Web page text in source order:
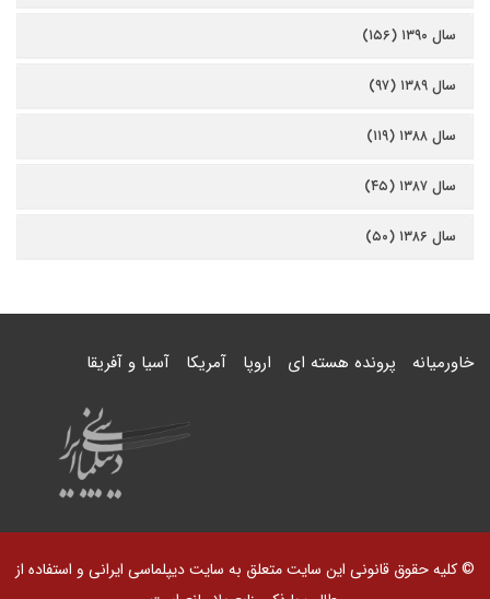
سال ۱۳۹۰ (۱۵۶)
سال ۱۳۸۹ (۹۷)
سال ۱۳۸۸ (۱۱۹)
سال ۱۳۸۷ (۴۵)
سال ۱۳۸۶ (۵۰)
خاورمیانه پرونده هسته ای اروپا آمریکا آسیا و آفریقا
© کلیه حقوق قانونی این سایت متعلق به سایت دیپلماسی ایرانی و استفاده از